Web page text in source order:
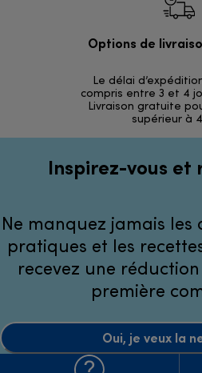
Options de
Le délai
compris entre 3 et 4
Livraison gratuite
supérieur à
Inspirez-vous et
Ne manquez jamais les
pratiques et les
recevez une réduction
première
Oui, je veux la